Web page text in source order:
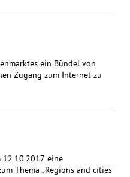
ein Bündel von
Zugang zum Internet zu
12.10.2017 eine
Thema „Regions and cities